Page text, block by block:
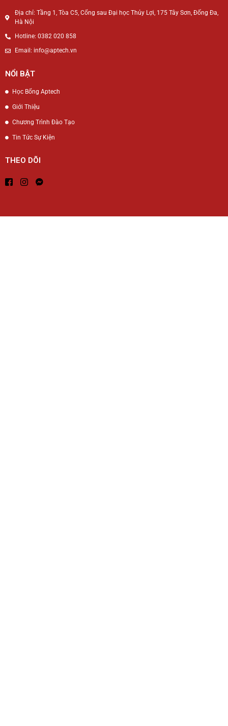
Địa chỉ: Tầng 1, Tòa C5, Cổng sau Đại học Thủy Lợi, 175 Tây Sơn, Đống Đa,
Hà Nội
Hotline: 0382 020 858
Email: info@aptech.vn
NỔI BẬT
Học Bổng Aptech
Giới Thiệu
Chương Trình Đào Tạo
Tin Tức Sự Kiện
THEO DÕI